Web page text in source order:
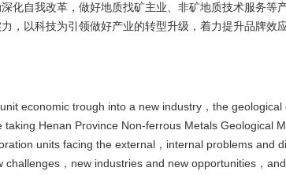
化自我改革，做好地质找矿主业、非矿地质技术服务等
，以科技为引领做好产业的转型升级，着力提升品牌效
economic trough into a new industry，the
Henan Province Non-ferrous Metals Geological
units facing the external，internal problems and
，new industries and new opportunities，